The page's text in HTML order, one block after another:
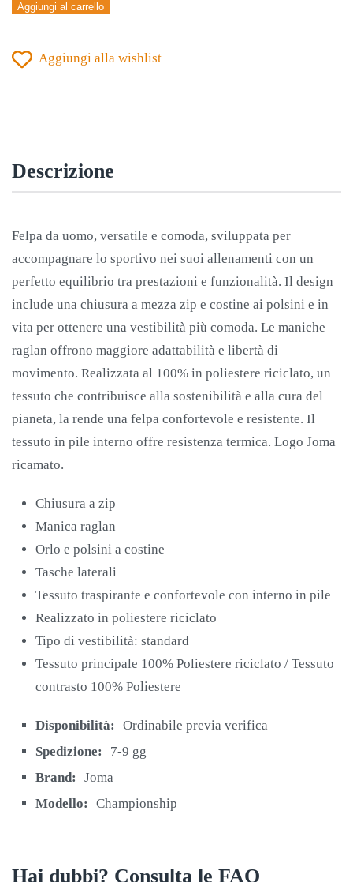
JOMA
20°
Aggiungi al carrello
Aggiungi alla wishlist
Descrizione
Felpa da uomo, versatile e comoda, sviluppata per
accompagnare lo sportivo nei suoi allenamenti con un
perfetto equilibrio tra prestazioni e funzionalità. Il design
include una chiusura a mezza zip e costine ai polsini e in
vita per ottenere una vestibilità più comoda. Le maniche
raglan offrono maggiore adattabilità e libertà di
movimento. Realizzata al 100% in poliestere riciclato, un
tessuto che contribuisce alla sostenibilità e alla cura del
pianeta, la rende una felpa confortevole e resistente. Il
tessuto in pile interno offre resistenza termica. Logo Joma
ricamato.
Chiusura a zip
Manica raglan
Orlo e polsini a costine
Tasche laterali
Tessuto traspirante e confortevole con interno in pile
Realizzato in poliestere riciclato
Tipo di vestibilità: standard
Tessuto principale 100% Poliestere riciclato / Tessuto
contrasto 100% Poliestere
Disponibilità:
Ordinabile previa verifica
Spedizione:
7-9 gg
Brand:
Joma
Modello:
Championship
Hai dubbi? Consulta le FAQ